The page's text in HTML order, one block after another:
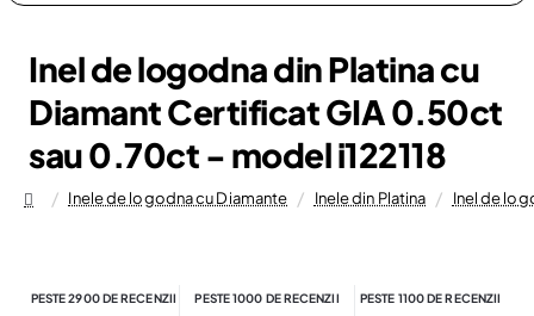
Inel de logodna din Platina cu
Diamant Certificat GIA 0.50ct
sau 0.70ct - model i122118
Inele de logodna cu Diamante Inele din Platina Inel de
PESTE 2900 DE RECENZII PESTE 1000 DE RECENZII PESTE 1100 DE RECENZII